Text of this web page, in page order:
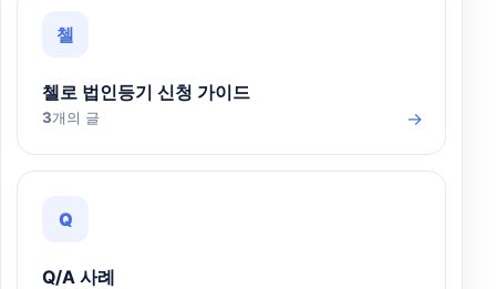
첼
첼로 법인등기 신청 가이드
3개의 글 →
Q
Q/A 사례